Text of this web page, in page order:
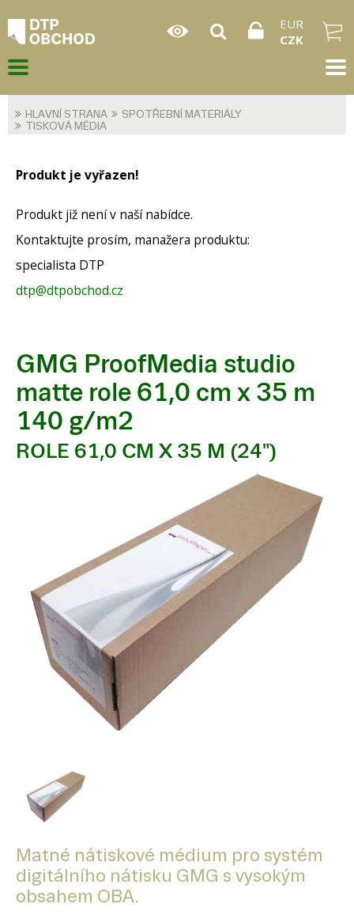
EUR
CZK
HLAVNÍ STRANA
SPOTŘEBNÍ MATERIÁLY
TISKOVÁ MÉDIA
Produkt je vyřazen!
Produkt již není v naší nabídce.
Kontaktujte prosím, manažera produktu:
specialista DTP
dtp@dtpobchod.cz
GMG ProofMedia studio
matte role 61,0 cm x 35 m
140 g/m2
ROLE 61,0 CM X 35 M (24")
Matné nátiskové médium pro systém
digitálního nátisku GMG s vysokým
obsahem OBA.